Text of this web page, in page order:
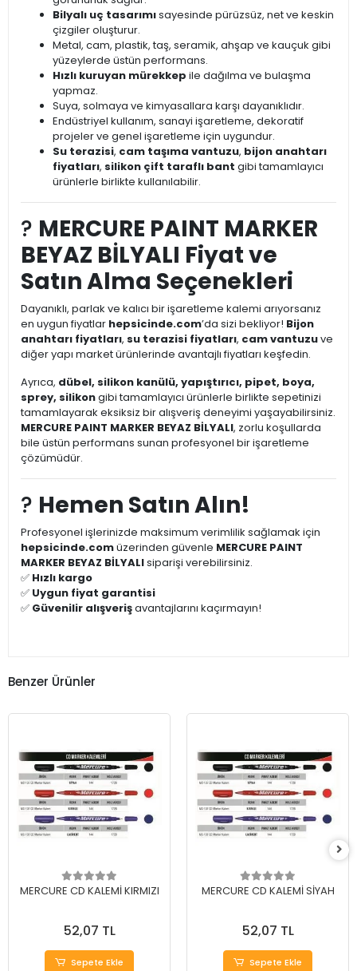
Bilyalı uç tasarımısayesinde pürüzsüz, net ve keskin
çizgiler oluşturur.
Metal, cam, plastik, taş, seramik, ahşap ve kauçuk gibi
yüzeylerde üstün performans.
Hızlı kuruyan mürekkep ile dağılma ve bulaşma
yapmaz.
Suya, solmaya ve kimyasallara karşı dayanıklıdır.
Endüstriyel kullanım, sanayi işaretleme, dekoratif
projeler ve genel işaretleme için uygundur.
Su terazisi, cam taşıma vantuzu, bijon anahtarı
fiyatları, silikon çift taraflı bant gibi tamamlayıcı
ürünlerle birlikte kullanılabilir.
? MERCURE PAINT MARKER
BEYAZ BİLYALI Fiyat ve
Satın Alma Seçenekleri
Dayanıklı, parlak ve kalıcı bir işaretleme kalemi arıyorsanız
en uygun fiyatlar hepsicinde.com’da sizi bekliyor! Bijon
anahtarı fiyatları, su terazisi fiyatları, cam vantuzuve
diğer yapı market ürünlerinde avantajlı fiyatları keşfedin.
Ayrıca, dübel, silikon kanülü, yapıştırıcı, pipet, boya,
sprey, silikongibi tamamlayıcı ürünlerle birlikte sepetinizi
tamamlayarak eksiksiz bir alışveriş deneyimi yaşayabilirsiniz.
MERCURE PAINT MARKER BEYAZ BİLYALI, zorlu koşullarda
bile üstün performans sunan profesyonel bir işaretleme
çözümüdür.
? Hemen Satın Alın!
Profesyonel işlerinizde maksimum verimlilik sağlamak için
hepsicinde.comüzerinden güvenle MERCURE PAINT
MARKER BEYAZ BİLYALIsiparişi verebilirsiniz.
✅ Hızlı kargo
✅ Uygun fiyat garantisi
✅ Güvenilir alışverişavantajlarını kaçırmayın!
Benzer Ürünler
MERCURE CD KALEMİ KIRMIZI
52,07 TL
Sepete Ekle
MERCURE CD KALEMİ SİYAH
52,07 TL
Sepete Ekle